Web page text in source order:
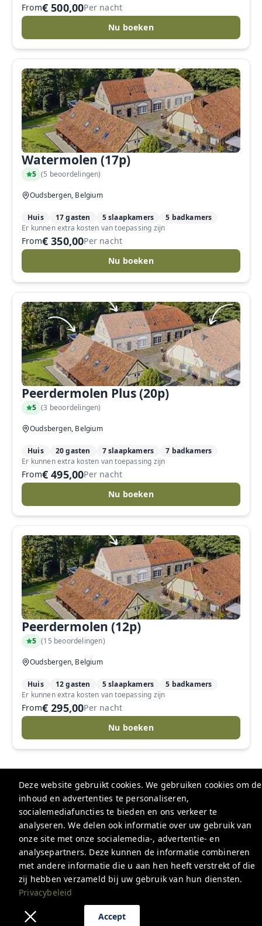
Deze website gebruikt cookies. We gebruiken cookies om de
inhoud en advertenties te personaliseren,
socialemediafuncties te bieden en ons verkeer te
analyseren. We delen ook informatie over uw gebruik van
onze site met onze socialemedia-, advertentie- en
analysepartners. Deze kunnen de informatie combineren
met andere informatie die u aan hen heeft verstrekt of die
zij hebben verzameld bij uw gebruik van hun diensten.
Privacybeleid
Accept
From€ 500,00Per nacht
Nu boeken
Watermolen (17p)
5 (5 beoordelingen)
Oudsbergen, Belgium
Huis 17 gasten 5 slaapkamers 5 badkamers
From€ 350,00Per nacht
Nu boeken
Er kunnen extra kosten van toepassing zijn
Peerdermolen Plus (20p)
5 (3 beoordelingen)
Oudsbergen, Belgium
Huis 20 gasten 7 slaapkamers 7 badkamers
From€ 495,00Per nacht
Nu boeken
Er kunnen extra kosten van toepassing zijn
Peerdermolen (12p)
5 (15 beoordelingen)
Oudsbergen, Belgium
Huis 12 gasten 5 slaapkamers 5 badkamers
From€ 295,00Per nacht
Nu boeken
Er kunnen extra kosten van toepassing zijn
De Hoogmolen
Hoogmolenweg 15, 3670 Oudsbergen, België
info@hoogmolen.be
+3211901100
Privacybeleid